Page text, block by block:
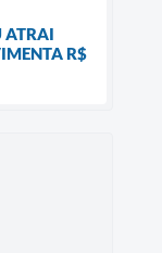
ATRAI
R$